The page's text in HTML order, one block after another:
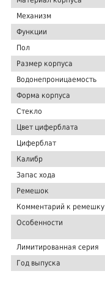
Механизм
Функции
Пол
Размер корпуса
Водонепроницаемость
Форма корпуса
Стекло
Цвет циферблата
Циферблат
Калибр
Запас хода
Ремешок
Комментарий к ремешку
Особенности
Лимитированная серия
Год выпуска